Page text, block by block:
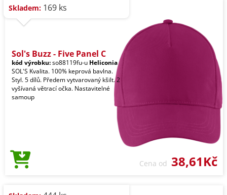
Skladem: 169 ks
Sol's Buzz - Five Panel C
kód výrobku:so88119fu-u Heliconia
SOL'S Kvalita. 100% keprová bavlna.
Styl. 5 dílů. Předem vytvarovaný kšilt. 2
vyšívaná větrací očka. Nastavitelné
samoup
Cena od 38,61Kč